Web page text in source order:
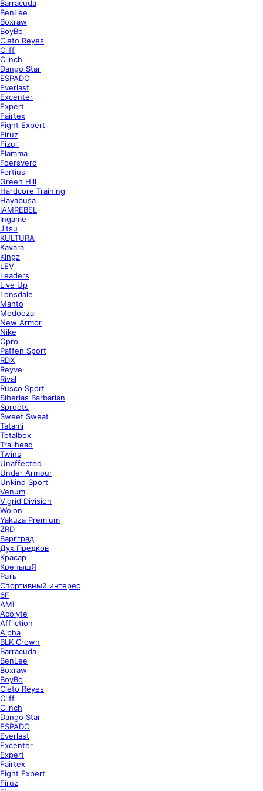
Barracuda
BenLee
Boxraw
BoyBo
Cleto Reyes
Cliff
Clinch
Dango Star
ESPADO
Everlast
Excenter
Expert
Fairtex
Fight Expert
Firuz
Fizuli
Flamma
Foersverd
Fortius
Green Hill
Hardcore Training
Hayabusa
IAMREBEL
Ingame
Jitsu
KULTURA
Kavara
Kingz
LEV
Leaders
Live Up
Lonsdale
Manto
Medooza
New Armor
Nike
Opro
Paffen Sport
RDX
Reyvel
Rival
Rusco Sport
Siberias Barbarian
Sproots
Sweet Sweat
Tatami
Totalbox
Trailhead
Twins
Unaffected
Under Armour
Unkind Sport
Venum
Vigrid Division
Wolon
Yakuza Premium
ZRD
Варгград
Дух Предков
Красар
КрепышЯ
Рать
Спортивный интерес
6F
AML
Acolyte
Affliction
Alpha
BLK Crown
Barracuda
BenLee
Boxraw
BoyBo
Cleto Reyes
Cliff
Clinch
Dango Star
ESPADO
Everlast
Excenter
Expert
Fairtex
Fight Expert
Firuz